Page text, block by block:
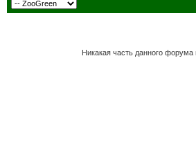
Никакая часть данного